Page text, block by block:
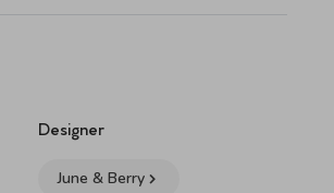
Designer
June & Berry